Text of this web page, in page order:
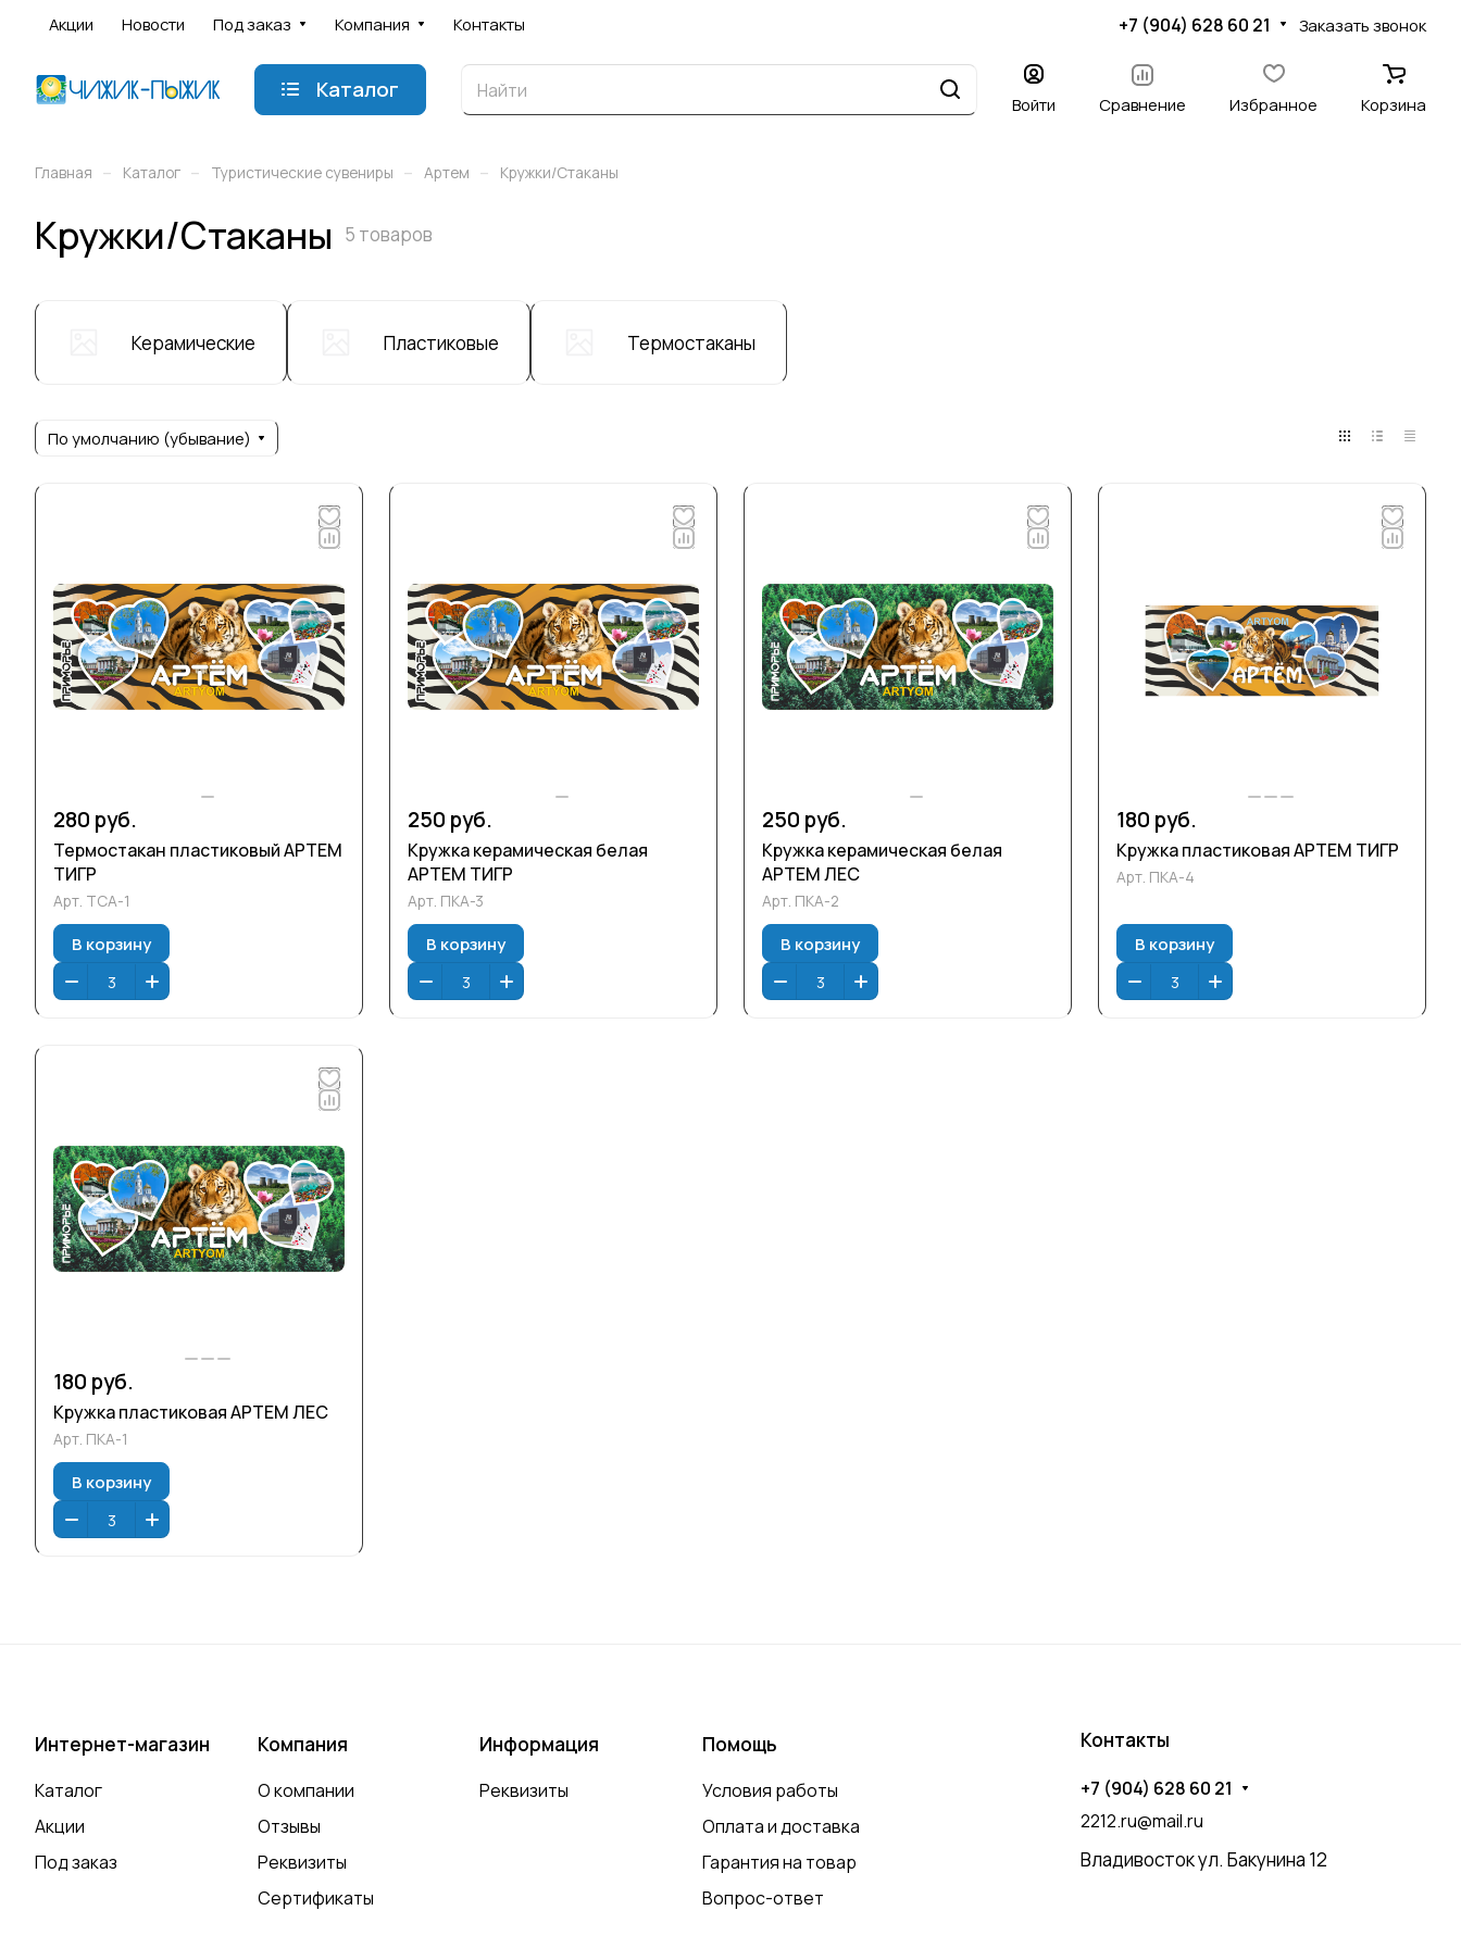
Акции Новости Под заказ Компания Контакты +7 (904) 628 60 21 Заказать звонок
Каталог
Войти Сравнение Избранное Корзина
Главная – Каталог – Туристические сувениры – Артем – Кружки/Стаканы
Кружки/Стаканы 5 товаров
Керамические Пластиковые Термостаканы
По умолчанию (убывание)
280 руб.
Термостакан пластиковый АРТЕМ
ТИГР
Арт. ТСА-1
В корзину
250 руб.
Кружка керамическая белая
АРТЕМ ТИГР
Арт. ПКА-3
В корзину
250 руб.
Кружка керамическая белая
АРТЕМ ЛЕС
Арт. ПКА-2
В корзину
180 руб.
Кружка пластиковая АРТЕМ ТИГР
Арт. ПКА-4
В корзину
180 руб.
Кружка пластиковая АРТЕМ ЛЕС
Арт. ПКА-1
В корзину
Интернет-магазин
Каталог
Акции
Под заказ
Компания
О компании
Отзывы
Реквизиты
Сертификаты
Информация
Реквизиты
Помощь
Условия работы
Оплата и доставка
Гарантия на товар
Вопрос-ответ
Контакты
+7 (904) 628 60 21
2212.ru@mail.ru
Владивосток ул. Бакунина 12